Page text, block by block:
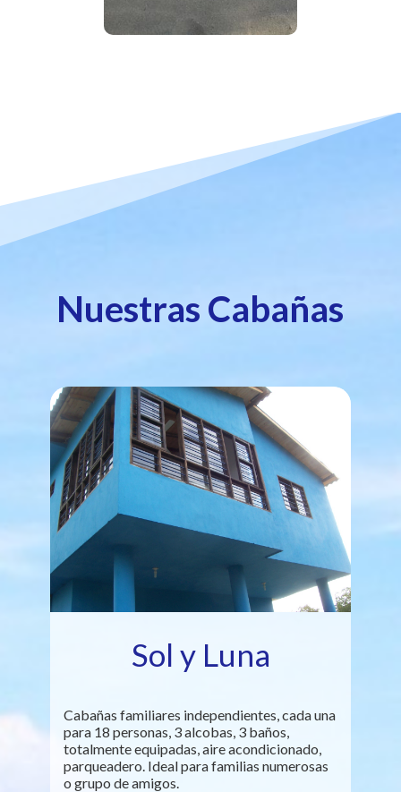
Nuestras Cabañas
Sol y Luna
Cabañas familiares independientes, cada una
para 18 personas, 3 alcobas, 3 baños,
totalmente equipadas, aire acondicionado,
parqueadero. Ideal para familias numerosas
o grupo de amigos.